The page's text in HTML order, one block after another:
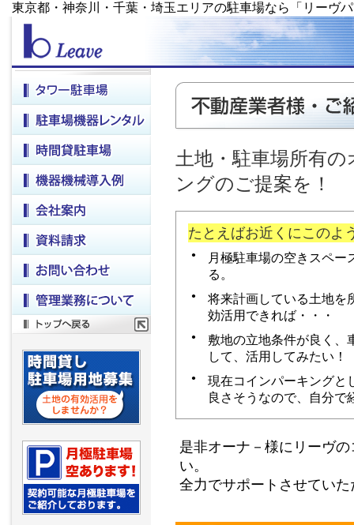
東京都・神奈川・千葉・埼玉エリアの駐車場なら「リーヴ
土地・駐車場所有
ングのご提案を！
たとえばお近くにこのよ
●
月極駐車場の空きスペー
る。
●
将来計画している土地を
効活用できれば・・・
●
敷地の立地条件が良く、
して、活用してみたい！
●
現在コインパーキングと
良さそうなので、自分で
是非オーナ－様にリーヴ
い。
全力でサポートさせていた